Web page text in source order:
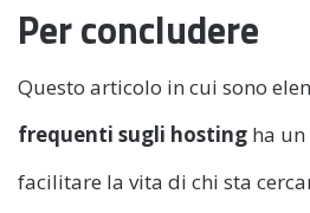
Per concludere
Questo articolo in cui sono
frequenti sugli hosting ha
facilitare la vita di chi sta